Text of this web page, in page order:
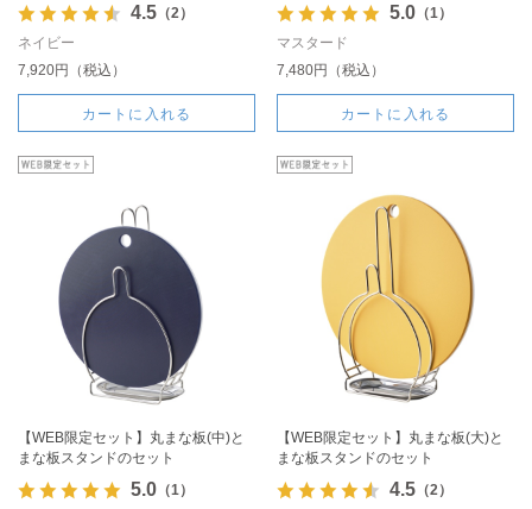
4.5（2）
ネイビー
7,920円（税込）
カートに入れる
5.0（1）
マスタード
7,480円（税込）
カートに入れる
【WEB限定セット】丸まな板(中)と
まな板スタンドのセット
5.0（1）
【WEB限定セット】丸まな板(大)と
まな板スタンドのセット
4.5（2）